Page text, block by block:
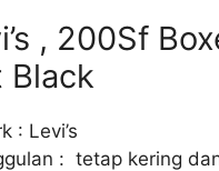
, 200Sf
Black
: Levi’s
: tetap kering